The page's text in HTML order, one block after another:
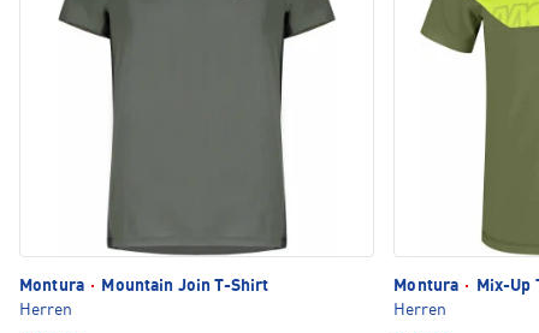
Montura ·
Mountain Join T-Shirt
Herren
Montura ·
Mix-Up
Herren